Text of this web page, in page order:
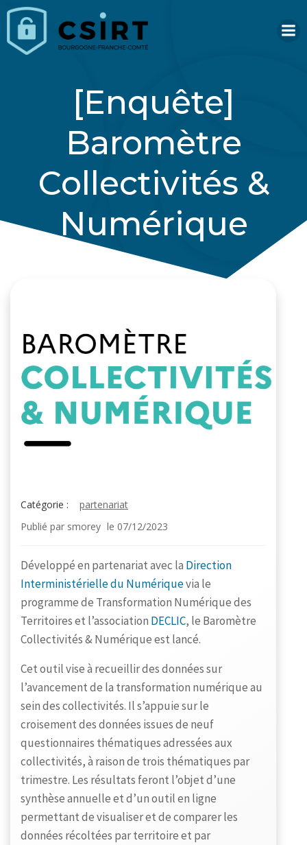
[Enquête]
Baromètre
Collectivités &
Numérique
Catégorie :
partenariat
Publié par smorey le 07/12/2023
Développé en partenariat avec la Direction
Interministérielle du Numériquevia le
programme de Transformation Numérique des
Territoires et l’association DECLIC, le Baromètre
Collectivités & Numérique est lancé.
Cet outil vise à recueillir des données sur
l’avancement de la transformation numérique au
sein des collectivités. Il s’appuie sur le
croisement des données issues de neuf
questionnaires thématiques adressées aux
collectivités, à raison de trois thématiques par
trimestre. Les résultats feront l’objet d’une
synthèse annuelle et d’un outil en ligne
permettant de visualiser et de comparer les
données récoltées par territoire et par